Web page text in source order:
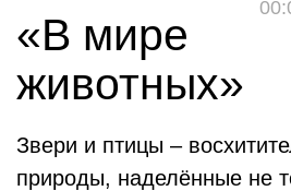
«В мире
животных»
Звери и птицы –
природы, наделённые не